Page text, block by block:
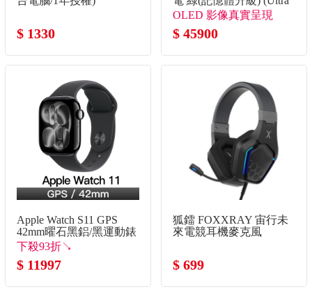
$ 1330
5 325/16G+16G/512G
SSD/W11)
OLED 影像真實呈現
$ 45900
Apple Watch S11 GPS
42mm曜石黑鋁/黑運動錶
帶-S/M
下殺93折↘
$ 11997
狐鐳 FOXXRAY 宙行未
來電競耳機麥克風
$ 699